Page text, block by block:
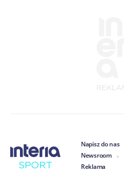
Napisz do nas
Newsroom
Reklama